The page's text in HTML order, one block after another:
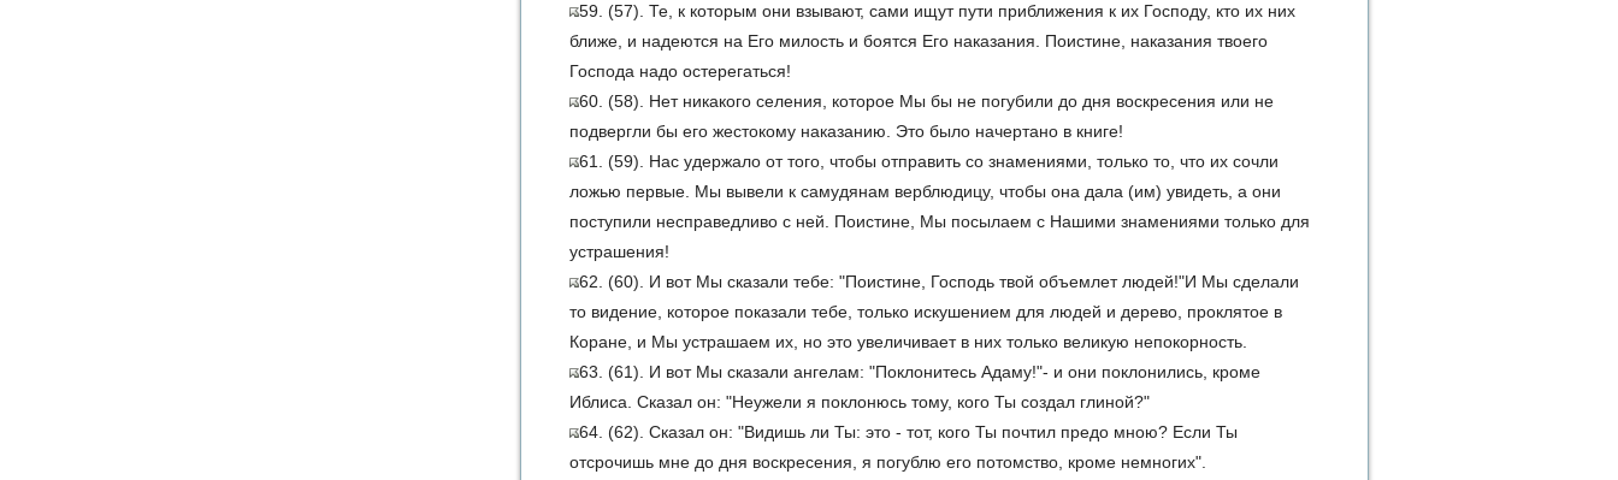
59. (57). Те, к которым они взывают, сами ищут пути приближения к их Господу, кто их них
ближе, и надеются на Его милость и боятся Его наказания. Поистине, наказания твоего
Господа надо остерегаться!
60. (58). Нет никакого селения, которое Мы бы не погубили до дня воскресения или не
подвергли бы его жестокому наказанию. Это было начертано в книге!
61. (59). Нас удержало от того, чтобы отправить со знамениями, только то, что их сочли
ложью первые. Мы вывели к самудянам верблюдицу, чтобы она дала (им) увидеть, а они
поступили несправедливо с ней. Поистине, Мы посылаем с Нашими знамениями только для
устрашения!
62. (60). И вот Мы сказали тебе: "Поистине, Господь твой объемлет людей!"И Мы сделали
то видение, которое показали тебе, только искушением для людей и дерево, проклятое в
Коране, и Мы устрашаем их, но это увеличивает в них только великую непокорность.
63. (61). И вот Мы сказали ангелам: "Поклонитесь Адаму!"- и они поклонились, кроме
Иблиса. Сказал он: "Неужели я поклонюсь тому, кого Ты создал глиной?"
64. (62). Сказал он: "Видишь ли Ты: это - тот, кого Ты почтил предо мною? Если Ты
отсрочишь мне до дня воскресения, я погублю его потомство, кроме немногих".